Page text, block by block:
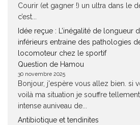
Courir (et gagner !) un ultra dans le
c’est...
Idée reçue : L’inégalité de longueur
inférieurs entraine des pathologies de
locomoteur chez le sportif
Question de Hamou
30 novembre 2025
Bonjour, j'espère vous allez bien. si
voilà ma situation je souffre
intense auniveau de...
Antibiotique et tendinites